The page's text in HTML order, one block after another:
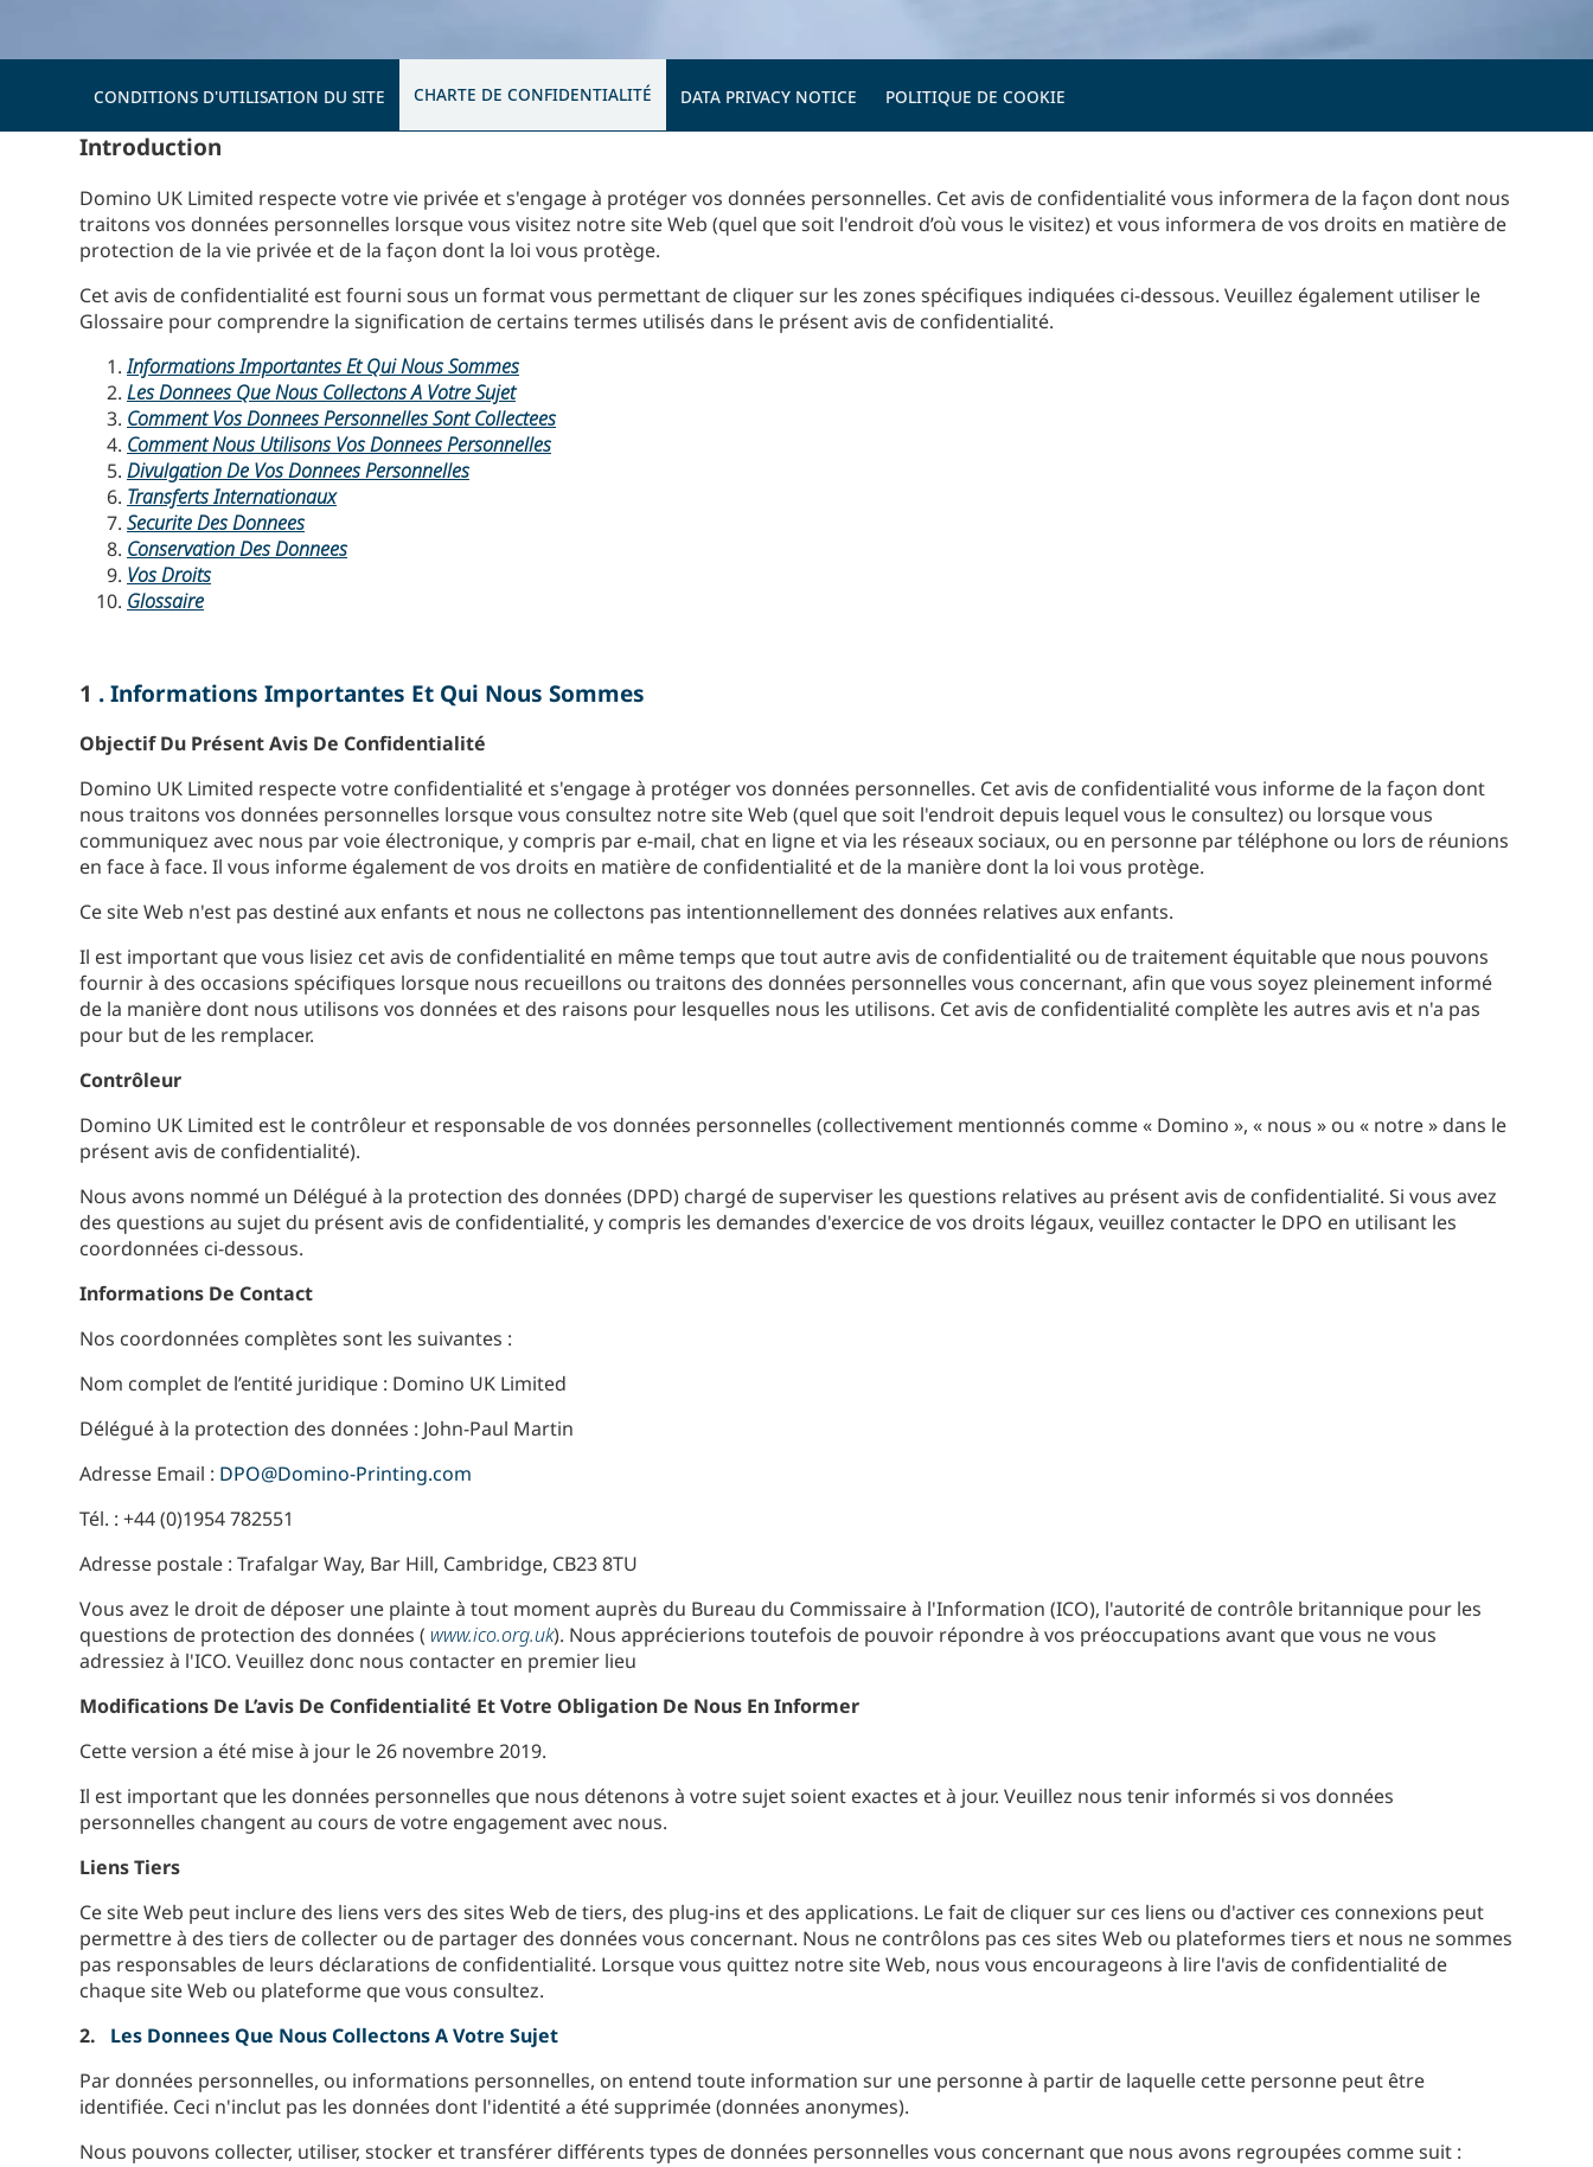
CONDITIONS D'UTILISATION DU SITE CHARTE DE CONFIDENTIALITÉ DATA PRIVACY NOTICE POLITIQUE DE COOKIE
Introduction
Domino UK Limited respecte votre vie privée et s'engage à protéger vos données personnelles. Cet avis de confidentialité vous informera de la façon dont nous
traitons vos données personnelles lorsque vous visitez notre site Web (quel que soit l'endroit d’où vous le visitez) et vous informera de vos droits en matière de
protection de la vie privée et de la façon dont la loi vous protège.
Cet avis de confidentialité est fourni sous un format vous permettant de cliquer sur les zones spécifiques indiquées ci-dessous. Veuillez également utiliser le
Glossaire pour comprendre la signification de certains termes utilisés dans le présent avis de confidentialité.
Informations Importantes Et Qui Nous Sommes
Les Donnees Que Nous Collectons A Votre Sujet
Comment Vos Donnees Personnelles Sont Collectees
Comment Nous Utilisons Vos Donnees Personnelles
Divulgation De Vos Donnees Personnelles
Transferts Internationaux
Securite Des Donnees
Conservation Des Donnees
Vos Droits
Glossaire
1 . Informations Importantes Et Qui Nous Sommes
Objectif Du Présent Avis De Confidentialité
Domino UK Limited respecte votre confidentialité et s'engage à protéger vos données personnelles. Cet avis de confidentialité vous informe de la façon dont
nous traitons vos données personnelles lorsque vous consultez notre site Web (quel que soit l'endroit depuis lequel vous le consultez) ou lorsque vous
communiquez avec nous par voie électronique, y compris par e-mail, chat en ligne et via les réseaux sociaux, ou en personne par téléphone ou lors de réunions
en face à face. Il vous informe également de vos droits en matière de confidentialité et de la manière dont la loi vous protège.
Ce site Web n'est pas destiné aux enfants et nous ne collectons pas intentionnellement des données relatives aux enfants.
Il est important que vous lisiez cet avis de confidentialité en même temps que tout autre avis de confidentialité ou de traitement équitable que nous pouvons
fournir à des occasions spécifiques lorsque nous recueillons ou traitons des données personnelles vous concernant, afin que vous soyez pleinement informé
de la manière dont nous utilisons vos données et des raisons pour lesquelles nous les utilisons. Cet avis de confidentialité complète les autres avis et n'a pas
pour but de les remplacer.
Contrôleur
Domino UK Limited est le contrôleur et responsable de vos données personnelles (collectivement mentionnés comme « Domino », « nous » ou « notre » dans le
présent avis de confidentialité).
Nous avons nommé un Délégué à la protection des données (DPD) chargé de superviser les questions relatives au présent avis de confidentialité. Si vous avez
des questions au sujet du présent avis de confidentialité, y compris les demandes d'exercice de vos droits légaux, veuillez contacter le DPO en utilisant les
coordonnées ci-dessous.
Informations De Contact
Nos coordonnées complètes sont les suivantes :
Nom complet de l’entité juridique : Domino UK Limited
Délégué à la protection des données : John-Paul Martin
Adresse Email : DPO@Domino-Printing.com
Tél. : +44 (0)1954 782551
Adresse postale : Trafalgar Way, Bar Hill, Cambridge, CB23 8TU
Vous avez le droit de déposer une plainte à tout moment auprès du Bureau du Commissaire à l'Information (ICO), l'autorité de contrôle britannique pour les
questions de protection des données ( www.ico.org.uk). Nous apprécierions toutefois de pouvoir répondre à vos préoccupations avant que vous ne vous
adressiez à l'ICO. Veuillez donc nous contacter en premier lieu
Modifications De L’avis De Confidentialité Et Votre Obligation De Nous En Informer
Cette version a été mise à jour le 26 novembre 2019.
Il est important que les données personnelles que nous détenons à votre sujet soient exactes et à jour. Veuillez nous tenir informés si vos données
personnelles changent au cours de votre engagement avec nous.
Liens Tiers
Ce site Web peut inclure des liens vers des sites Web de tiers, des plug-ins et des applications. Le fait de cliquer sur ces liens ou d'activer ces connexions peut
permettre à des tiers de collecter ou de partager des données vous concernant. Nous ne contrôlons pas ces sites Web ou plateformes tiers et nous ne sommes
pas responsables de leurs déclarations de confidentialité. Lorsque vous quittez notre site Web, nous vous encourageons à lire l'avis de confidentialité de
chaque site Web ou plateforme que vous consultez.
2.
Les Donnees Que Nous Collectons A Votre Sujet
Par données personnelles, ou informations personnelles, on entend toute information sur une personne à partir de laquelle cette personne peut être
identifiée. Ceci n'inclut pas les données dont l'identité a été supprimée (données anonymes).
Nous pouvons collecter, utiliser, stocker et transférer différents types de données personnelles vous concernant que nous avons regroupées comme suit :